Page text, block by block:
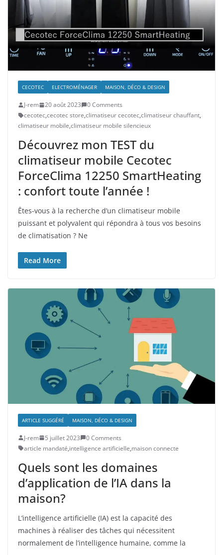
CECOTEC ELECTROMÉNAGER MAISON, DÉCO & DESIGN
J-rem 20 août 2023
0 Comments
cecotec,cecotec store,climatiseur cecotec,climatiseur chauffant,
climatiseur mobile,climatiseur mobile silencieux
Découvrez mon TEST du
climatiseur mobile Cecotec
ForceClima 12250 SmartHeating
: confort toute l’année !
Êtes-vous à la recherche d’un climatiseur mobile
puissant et polyvalent qui répondra à tous vos besoins
de climatisation ? Ne
Read More
ARTICLE SUGGÉRÉ MAISON, DÉCO & DESIGN
J-rem 5 juillet 2023
0 Comments
article mandaté,intelligence artificielle,maison connecte
Quels sont les domaines
d’application de l’IA dans la
maison?
L’intelligence artificielle (IA) est la capacité des
machines à réaliser des tâches qui nécessitent
normalement de l’intelligence humaine, comme la